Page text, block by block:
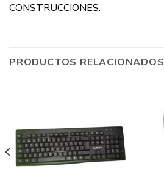
CONSTRUCCIONES.
PRODUCTOS RELACIONADOS